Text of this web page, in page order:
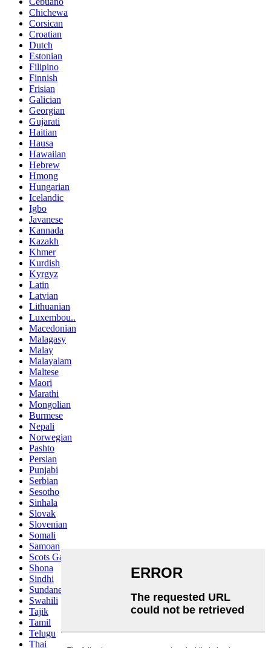
Chichewa
Corsican
Croatian
Dutch
Estonian
Filipino
Finnish
Frisian
Galician
Georgian
Gujarati
Haitian
Hausa
Hawaiian
Hebrew
Hmong
Hungarian
Icelandic
Igbo
Javanese
Kannada
Kazakh
Khmer
Kurdish
Kyrgyz
Latin
Latvian
Lithuanian
Luxembou..
Macedonian
Malagasy
Malay
Malayalam
Maltese
Maori
Marathi
Mongolian
Burmese
Nepali
Norwegian
Pashto
Persian
Punjabi
Serbian
Sesotho
Sinhala
Slovak
Slovenian
Somali
Samoan
Scots Gaelic
Shona
Sindhi
Sundanese
Swahili
Tajik
Tamil
Telugu
Thai